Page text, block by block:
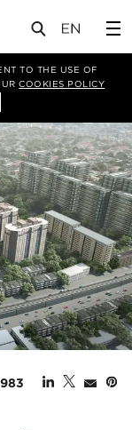
TO THE USE OF
COOKIES POLICY